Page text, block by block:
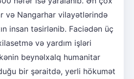
və Nangarhar vilayətlərində
insan təsirlənib. Faciədən üç
və yardım işləri
beynəlxalq humanitar
bir şəraitdə, yerli hökumət